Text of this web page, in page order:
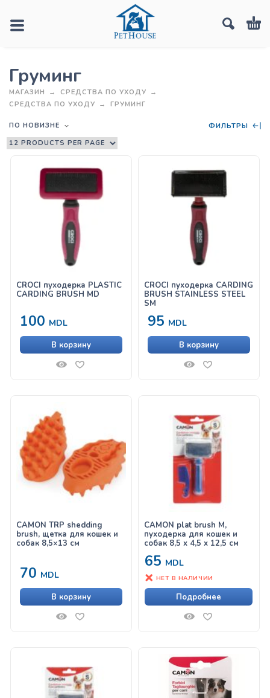
Груминг
МАГАЗИН
СРЕДСТВА ПО УХОДУ
СРЕДСТВА ПО УХОДУ
ГРУМИНГ
ПО НОВИЗНЕ ФИЛЬТРЫ
CROCI пуходерка PLASTIC
CARDING BRUSH MD
100 MDL
В корзину
CROCI пуходерка CARDING
BRUSH STAINLESS STEEL
SM
95 MDL
В корзину
CAMON TRP shedding
brush, щетка для кошек и
собак 8,5×13 см
70 MDL
В корзину
CAMON plat brush M,
пуходерка для кошек и
собак 8,5 x 4,5 x 12,5 см
65 MDL
НЕТ В НАЛИЧИИ
Подробнее